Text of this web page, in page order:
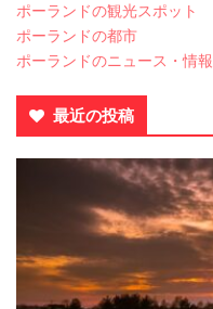
ポーランドの観光スポット
ポーランドの都市
ポーランドのニュース・情報
最近の投稿